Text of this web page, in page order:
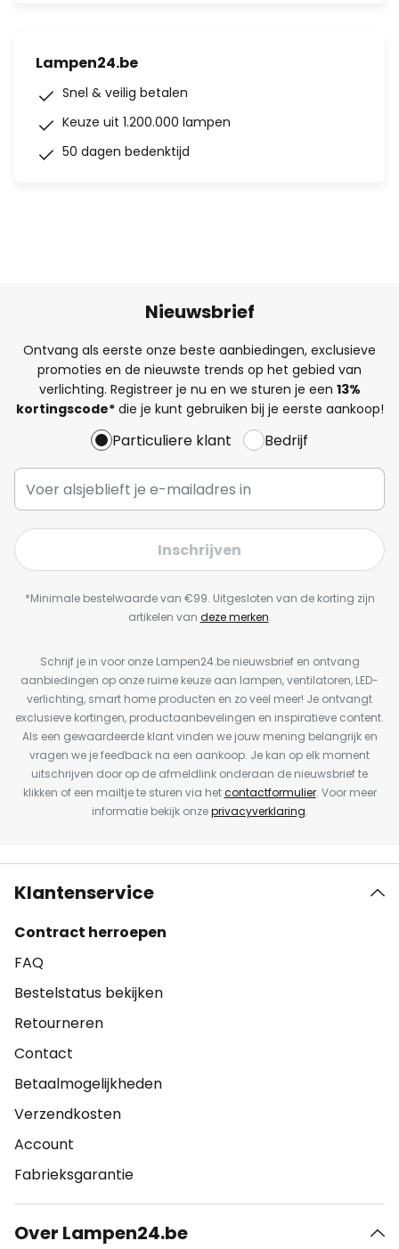
Lampen24.be
Snel & veilig betalen
Keuze uit 1.200.000 lampen
50 dagen bedenktijd
Nieuwsbrief
Ontvang als eerste onze beste aanbiedingen, exclusieve
promoties en de nieuwste trends op het gebied van
verlichting. Registreer je nu en we sturen je een 13%
kortingscode*die je kunt gebruiken bij je eerste aankoop!
Particuliere klant Bedrijf
Inschrijven
*Minimale bestelwaarde van €99. Uitgesloten van de korting zijn
artikelen van deze merken.
Schrijf je in voor onze Lampen24.be nieuwsbrief en ontvang
aanbiedingen op onze ruime keuze aan lampen, ventilatoren, LED-
verlichting, smart home producten en zo veel meer! Je ontvangt
exclusieve kortingen, productaanbevelingen en inspiratieve content.
Als een gewaardeerde klant vinden we jouw mening belangrijk en
vragen we je feedback na een aankoop. Je kan op elk moment
uitschrijven door op de afmeldlink onderaan de nieuwsbrief te
klikken of een mailtje te sturen via hetcontactformulier. Voor meer
informatie bekijk onzeprivacyverklaring.
Klantenservice
Contract herroepen
FAQ
Bestelstatus bekijken
Retourneren
Contact
Betaalmogelijkheden
Verzendkosten
Account
Fabrieksgarantie
Over Lampen24.be